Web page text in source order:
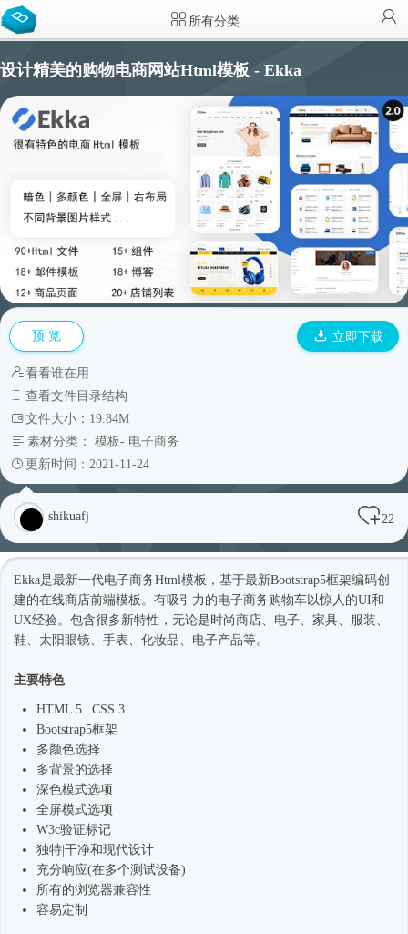
所有分类
设计精美的购物电商网站Html模板 - Ekka
预 览 立即下载
看看谁在用
查看文件目录结构
文件大小：19.84M
素材分类： 模板- 电子商务
更新时间：2021-11-24
shikuafj 22
Ekka是最新一代电子商务Html模板 ，基于最新Bootstrap5框架编码创
建的在线商店前端模板。有吸引力的电子商务购物车以惊人的UI和
UX经验。包含很多新特性，无论是 时尚商店、电子、家具、服装、
鞋、太阳眼镜、手表、化妆品、电子产品等。
主要特色
HTML 5 | CSS 3
Bootstrap5框架
多颜色选择
多背景的选择
深色模式选项
全屏模式选项
W3c验证标记
独特|干净和现代设计
充分响应(在多个测试设备)
所有的浏览器兼容性
容易定制